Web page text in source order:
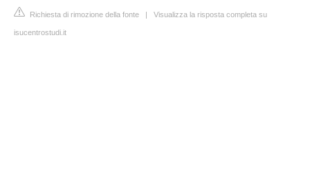
Richiesta di rimozione della fonte | Visualizza la risposta completa su
isucentrostudi.it